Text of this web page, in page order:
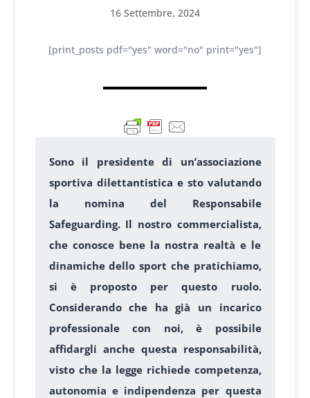
16 Settembre, 2024
[print_posts pdf="yes" word="no" print="yes"]
Sono il presidente di un’associazione
sportiva dilettantistica e sto valutando
la nomina del Responsabile
Safeguarding. Il nostro commercialista,
che conosce bene la nostra realtà e le
dinamiche dello sport che pratichiamo,
si è proposto per questo ruolo.
Considerando che ha già un incarico
professionale con noi, è possibile
affidargli anche questa responsabilità,
visto che la legge richiede competenza,
autonomia e indipendenza per questa